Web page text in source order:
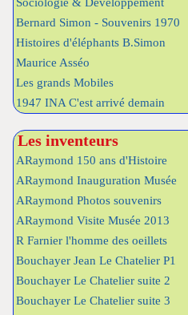
Bernard Simon - Souvenirs 1970
Histoires d'éléphants B.Simon
Maurice Asséo
Les grands Mobiles
1947 INA C'est arrivé demain
Les inventeurs
ARaymond 150 ans d'Histoire
ARaymond Inauguration Musée
ARaymond Photos souvenirs
ARaymond Visite Musée 2013
R Farnier l'homme des oeillets
Bouchayer Jean Le Chatelier P1
Bouchayer Le Chatelier suite 2
Bouchayer Le Chatelier suite 3